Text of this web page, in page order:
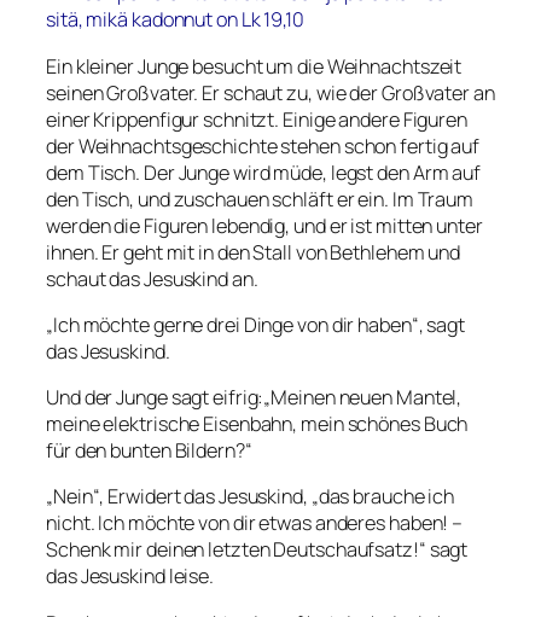
sitä, mikä kadonnut onLk 19,10
Ein kleiner Junge besucht um die Weihnachtszeit
seinen Großvater. Er schaut zu, wie der Großvater an
einer Krippenfigur schnitzt. Einige andere Figuren
der Weihnachtsgeschichte stehen schon fertig auf
dem Tisch. Der Junge wird müde, legst den Arm auf
den Tisch, und zuschauen schläft er ein. Im Traum
werden die Figuren lebendig, und er ist mitten unter
ihnen. Er geht mit in den Stall von Bethlehem und
schaut das Jesuskind an.
„Ich möchte gerne drei Dinge von dir haben“, sagt
das Jesuskind.
Und der Junge sagt eifrig:„Meinen neuen Mantel,
meine elektrische Eisenbahn, mein schönes Buch
für den bunten Bildern?“
„Nein“, Erwidert das Jesuskind, „das brauche ich
nicht. Ich möchte von dir etwas anderes haben! –
Schenk mir deinen letzten Deutschaufsatz!“ sagt
das Jesuskind leise.